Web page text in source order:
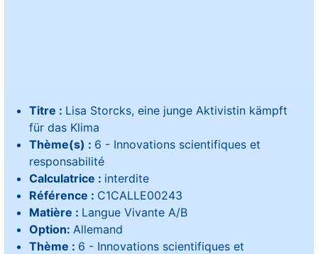
Titre : Lisa Storcks, eine junge Aktivistin kämpft
für das Klima
Thème(s) : 6 - Innovations scientifiques et
responsabilité
Calculatrice : interdite
Référence : C1CALLE00243
Matière : Langue Vivante A/B
Option: Allemand
Thème : 6 - Innovations scientifiques et